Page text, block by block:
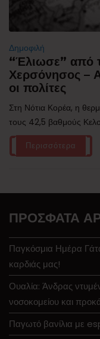
Δημοφιλή
“Έλιωσε” από
Χερσόνησος –
οι πολίτες
Στη Νότια Κορέα, η
τους 42,5 βαθμούς
Περισσότερα
ΠΡΌΣΦΑΤΑ
Παγκόσμια Ημέρα
καρδιάς μας!
Ουαλία: Άνδρας
νοσοκομείου και
Παγωτό βανίλια με